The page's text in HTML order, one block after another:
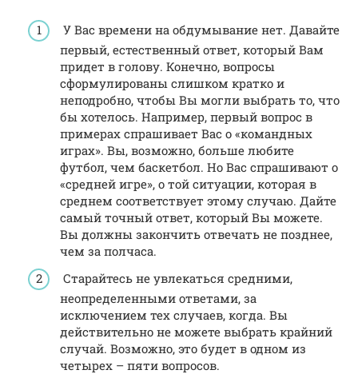
У Вас времени на обдумывание нет. Давайте
первый, естественный ответ, который Вам
придет в голову. Конечно, вопросы
сформулированы слишком кратко и
неподробно, чтобы Вы могли выбрать то, что
бы хотелось. Например, первый вопрос в
примерах спрашивает Вас о «командных
играх». Вы, возможно, больше любите
футбол, чем баскетбол. Но Вас спрашивают о
«средней игре», о той ситуации, которая в
среднем соответствует этому случаю. Дайте
самый точный ответ, который Вы можете.
Вы должны закончить отвечать не позднее,
чем за полчаса.
Старайтесь не увлекаться средними,
неопределенными ответами, за
исключением тех случаев, когда. Вы
действительно не можете выбрать крайний
случай. Возможно, это будет в одном из
четырех – пяти вопросов.